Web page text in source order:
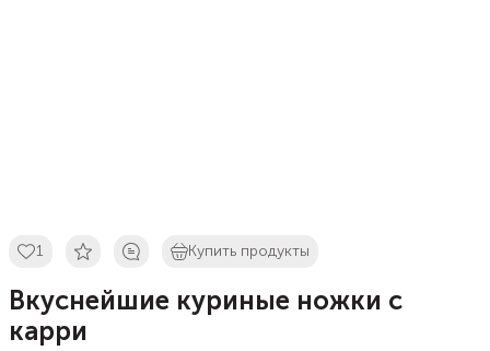
1 Купить продукты
Вкуснейшие куриные ножки с
карри